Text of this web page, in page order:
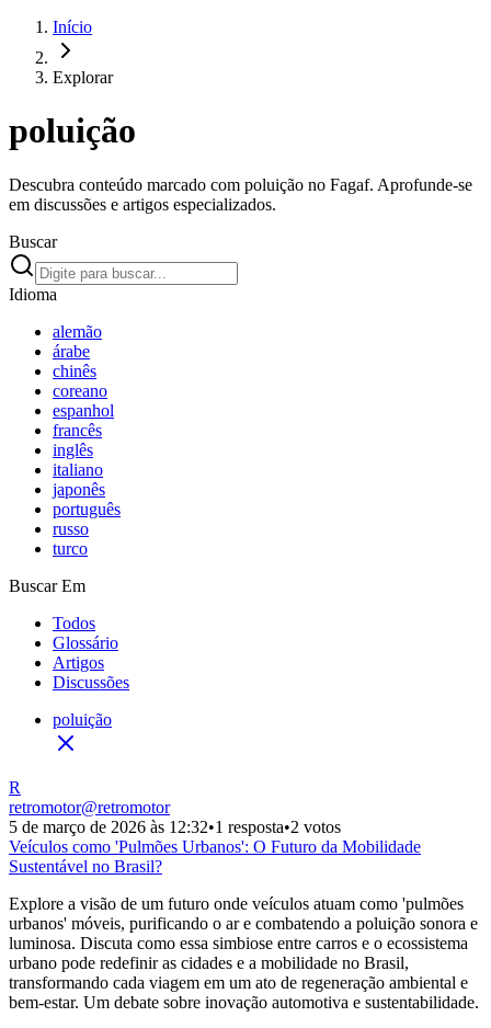
Início
Explorar
poluição
Descubra conteúdo marcado com poluição no Fagaf. Aprofunde-se
em discussões e artigos especializados.
Buscar
Idioma
alemão
árabe
chinês
coreano
espanhol
francês
inglês
italiano
japonês
português
russo
turco
Buscar Em
Todos
Glossário
Artigos
Discussões
poluição
R
retromotor@retromotor
5 de março de 2026 às 12:32•1 resposta•2 votos
Veículos como 'Pulmões Urbanos': O Futuro da Mobilidade
Sustentável no Brasil?
Explore a visão de um futuro onde veículos atuam como 'pulmões
urbanos' móveis, purificando o ar e combatendo a poluição sonora e
luminosa. Discuta como essa simbiose entre carros e o ecossistema
urbano pode redefinir as cidades e a mobilidade no Brasil,
transformando cada viagem em um ato de regeneração ambiental e
bem-estar. Um debate sobre inovação automotiva e sustentabilidade.